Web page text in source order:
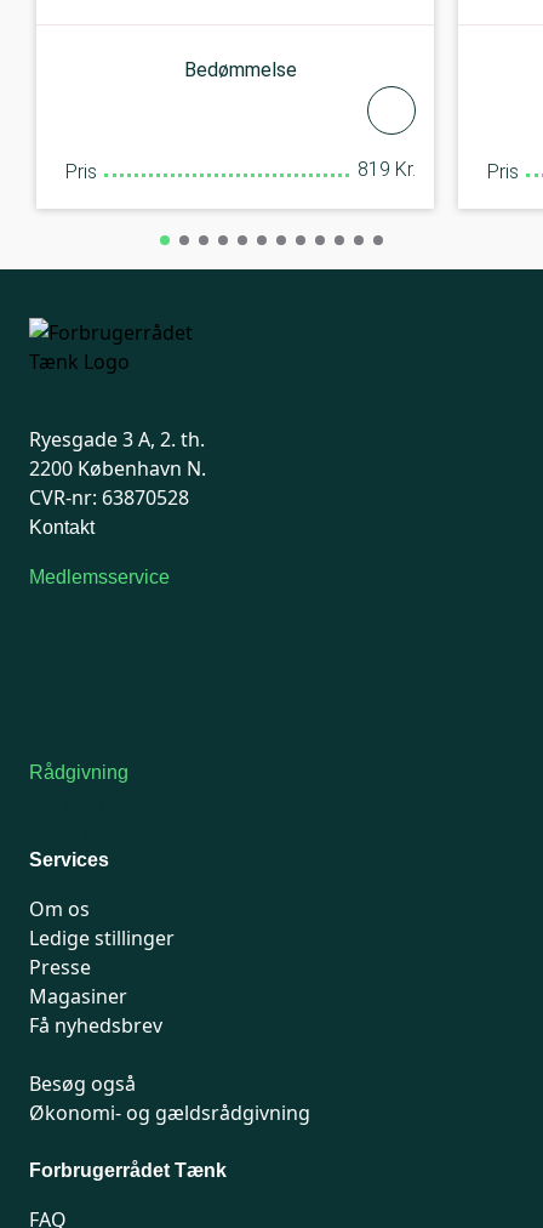
Bedømmelse
Pris 819 Kr. Pris
Ryesgade 3 A, 2. th.
2200 København N.
CVR-nr: 63870528
Kontakt
Medlemsservice
Rådgivning
Services
Om os
Ledige stillinger
Presse
Magasiner
Få nyhedsbrev
Besøg også
Økonomi- og gældsrådgivning
Forbrugerrådet Tænk
FAQ